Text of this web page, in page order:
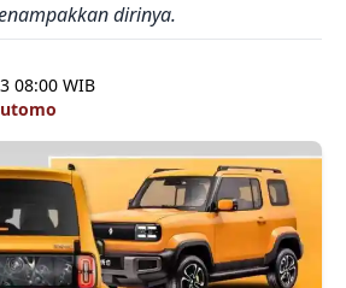
dirinya.
08:00 WIB